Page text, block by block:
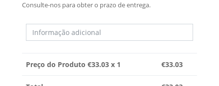
Consulte-nos para obter o prazo de entrega.
Preço do Produto €33.03 x 1 €33.03